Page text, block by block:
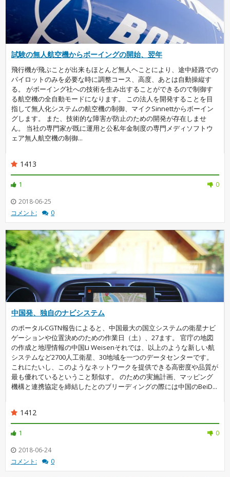
試験の無人航空機からボーイングの開始、翌年
飛行機が飛ぶことが出来もほとんど無人ヘことにより、途中経路での
パイロットのみを必要な時に調整コース、高度、あとは自動操縦す
る。 がボーイング社への技術を生み出することができるので制御す
る航空機の全自動モードになります。 この法人を開発することを目
指して無人化システムの航空機の制御、マイクSinnettからボーイン
グします。 また、技術的な障害が防止のための開発が存在しませ
ん。 当社の専門家が既に運用と公私年金制度の専門メディソフトウ
ェア無人航空機の制御...
1413
1
0
2018-06-25
コメント:
0
中国発、独自のナビシステム
のポータルCGTN報告によると、中国最大の国立システムの衛星ナビ
ゲーションや位置決めのための作業日（土）、27ます。 官庁の地図
の作成と地理情報の中国Li Weisenそれでは、以上のような新しい航
システムなど2700人工衛星、30地域を一つのデータセンターです。
これにたいし、このようなネットワークを提供できる高密度や品質が
最も優れているということ類似す。 のための実施計画、マッピング
機構と連携協定を締結したとのブリーディングの際には中国のBeiD...
1412
1
0
2018-06-24
コメント:
0